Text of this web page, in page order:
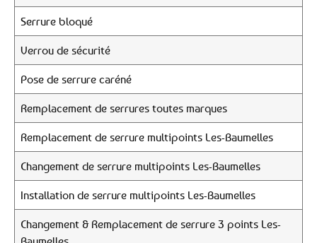
Serrure bloqué
Verrou de sécurité
Pose de serrure caréné
Remplacement de serrures toutes marques
Remplacement de serrure multipoints Les-Baumelles
Changement de serrure multipoints Les-Baumelles
Installation de serrure multipoints Les-Baumelles
Changement & Remplacement de serrure 3 points Les-